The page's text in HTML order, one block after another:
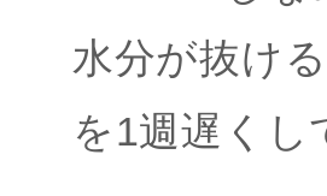
水分が抜け
を1週遅くし